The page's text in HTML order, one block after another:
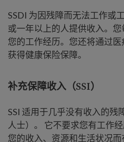
SSDI 为因残障而无法工作或
或一年以上的人提供收入。
您的工作经历。您还将通过医
获得健康保险保障。
补充保障收入（SSI）
SSI 适用于几乎没有收入的残
人士）。 它不要求您有工作
您的收入、资源和生活状况而